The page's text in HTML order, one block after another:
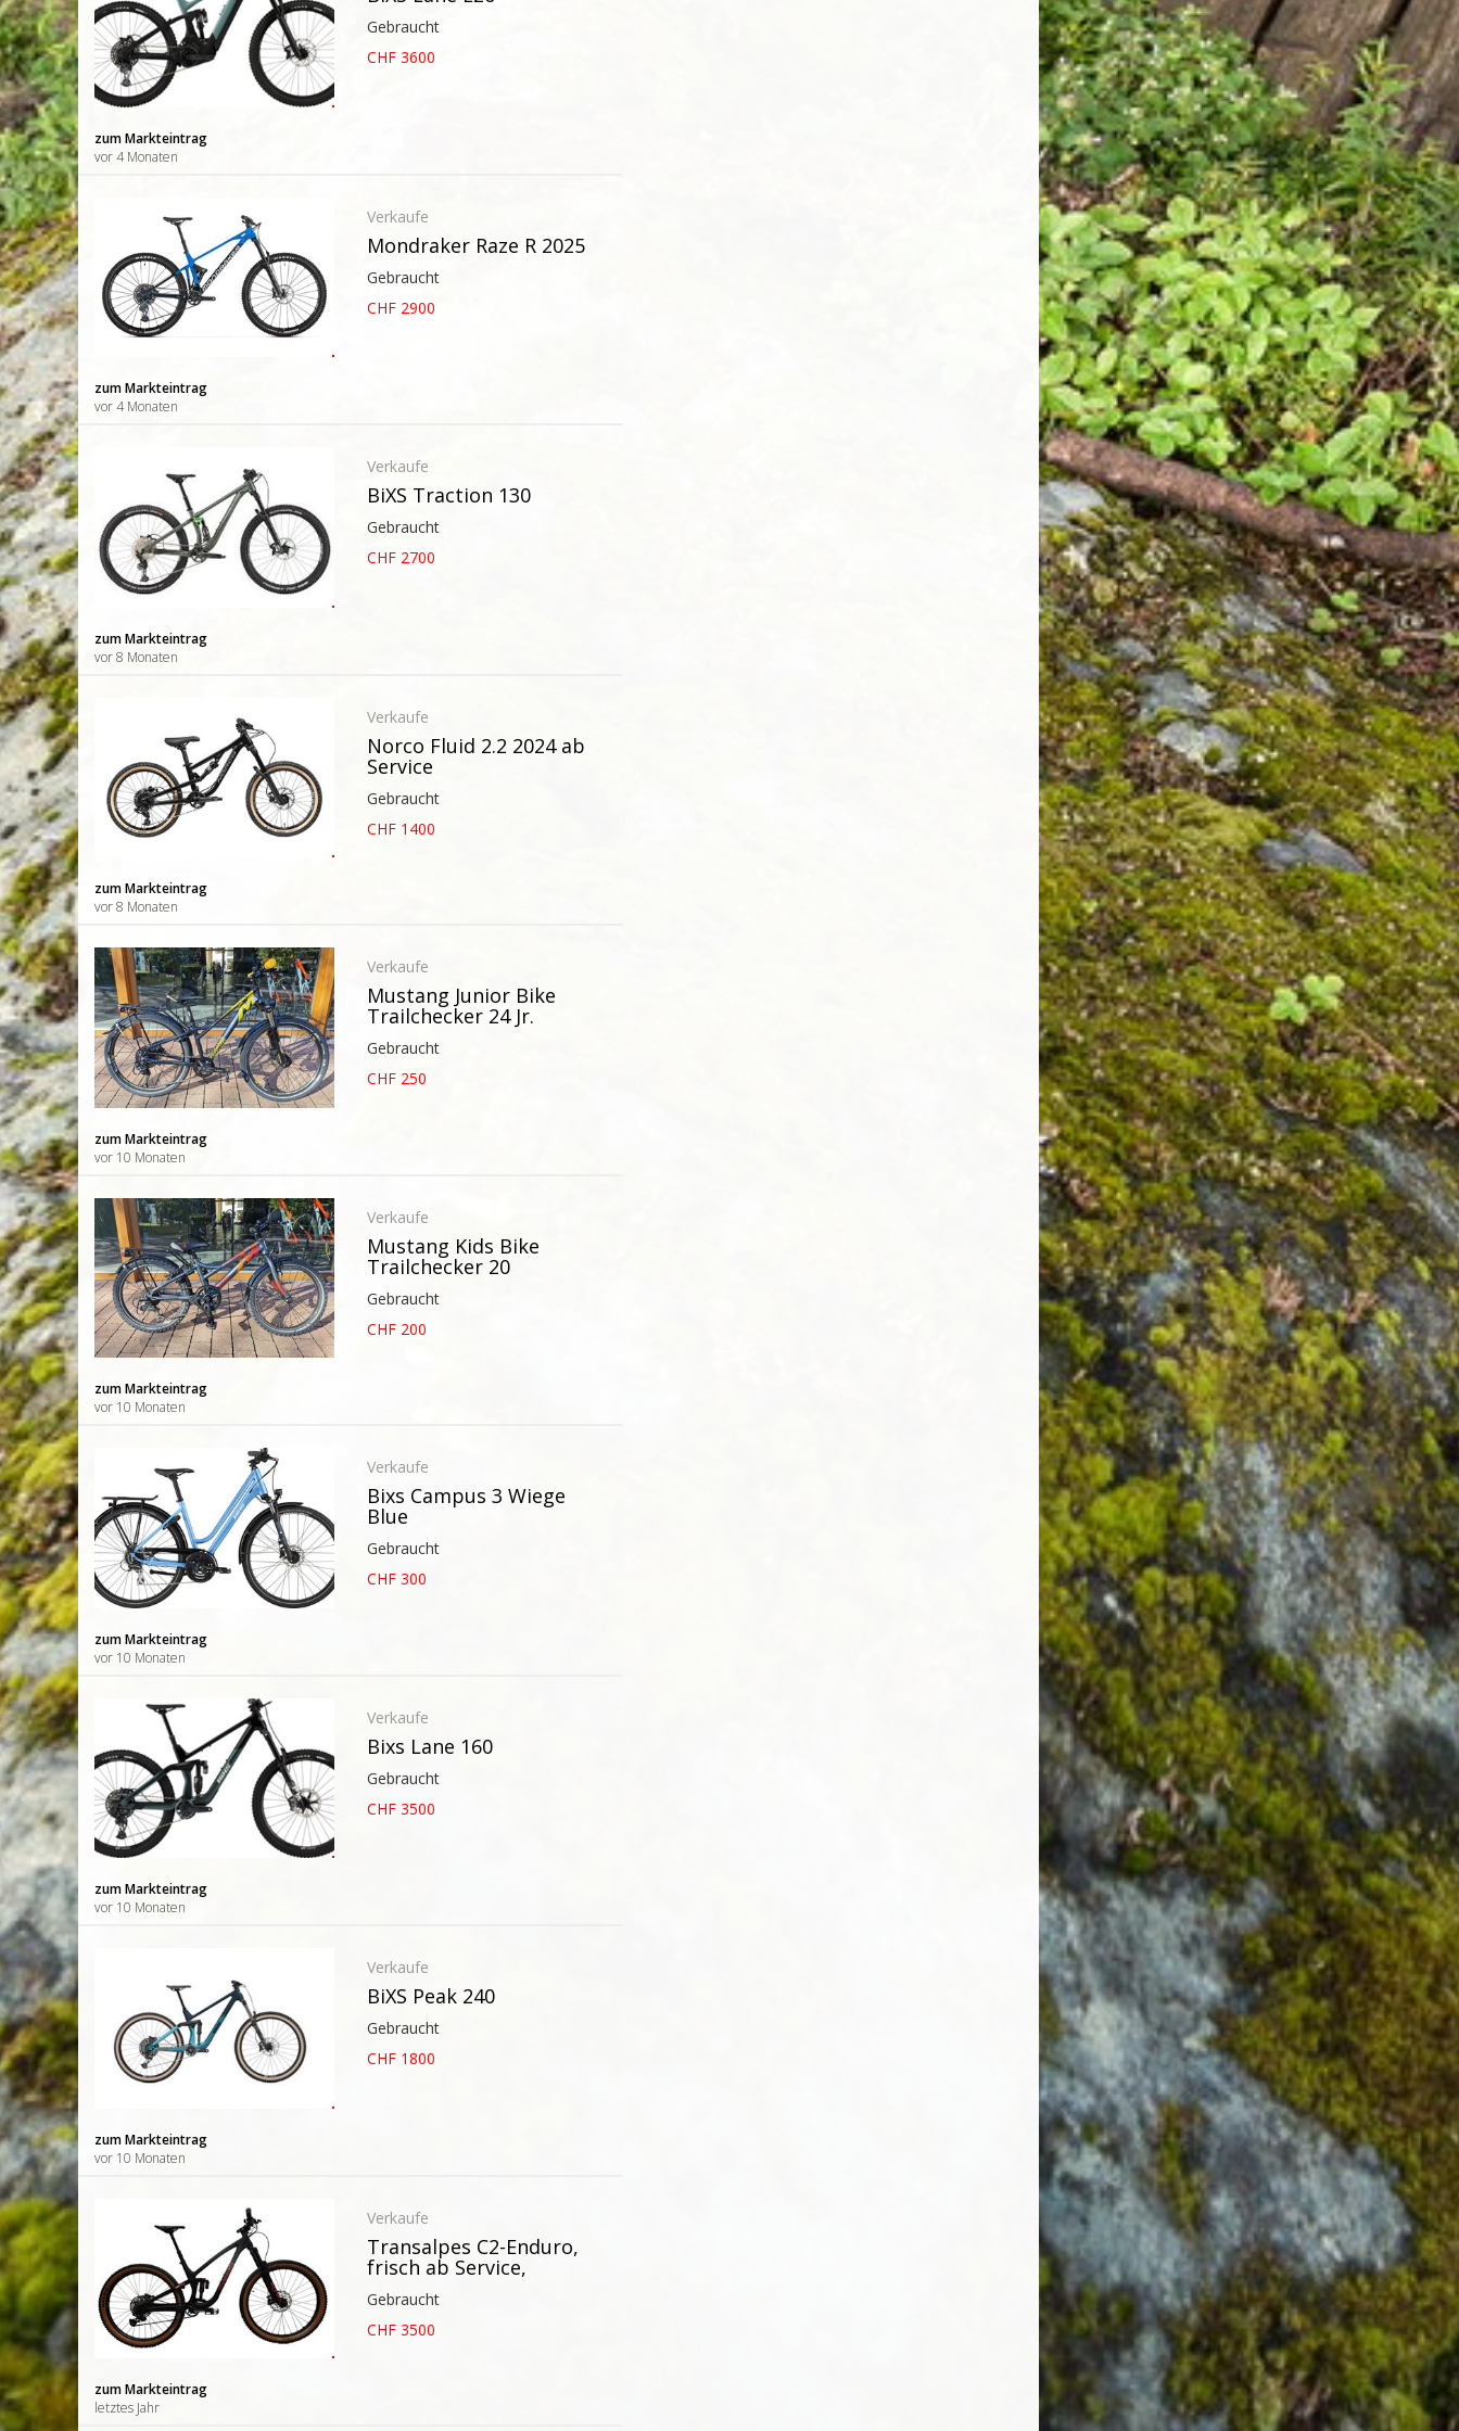
Gebraucht
CHF 3600
zum Markteintrag
vor 4 Monaten
Verkaufe
Mondraker Raze R 2025
Gebraucht
CHF 2900
zum Markteintrag
vor 4 Monaten
Verkaufe
BiXS Traction 130
Gebraucht
CHF 2700
zum Markteintrag
vor 8 Monaten
Verkaufe
Norco Fluid 2.2 2024 ab
Service
Gebraucht
CHF 1400
zum Markteintrag
vor 8 Monaten
Verkaufe
Mustang Junior Bike
Trailchecker 24 Jr.
Gebraucht
CHF 250
zum Markteintrag
vor 10 Monaten
Verkaufe
Mustang Kids Bike
Trailchecker 20
Gebraucht
CHF 200
zum Markteintrag
vor 10 Monaten
Verkaufe
Bixs Campus 3 Wiege
Blue
Gebraucht
CHF 300
zum Markteintrag
vor 10 Monaten
Verkaufe
Bixs Lane 160
Gebraucht
CHF 3500
zum Markteintrag
vor 10 Monaten
Verkaufe
BiXS Peak 240
Gebraucht
CHF 1800
zum Markteintrag
vor 10 Monaten
Verkaufe
Transalpes C2-Enduro,
frisch ab Service,
Gebraucht
CHF 3500
zum Markteintrag
letztes Jahr